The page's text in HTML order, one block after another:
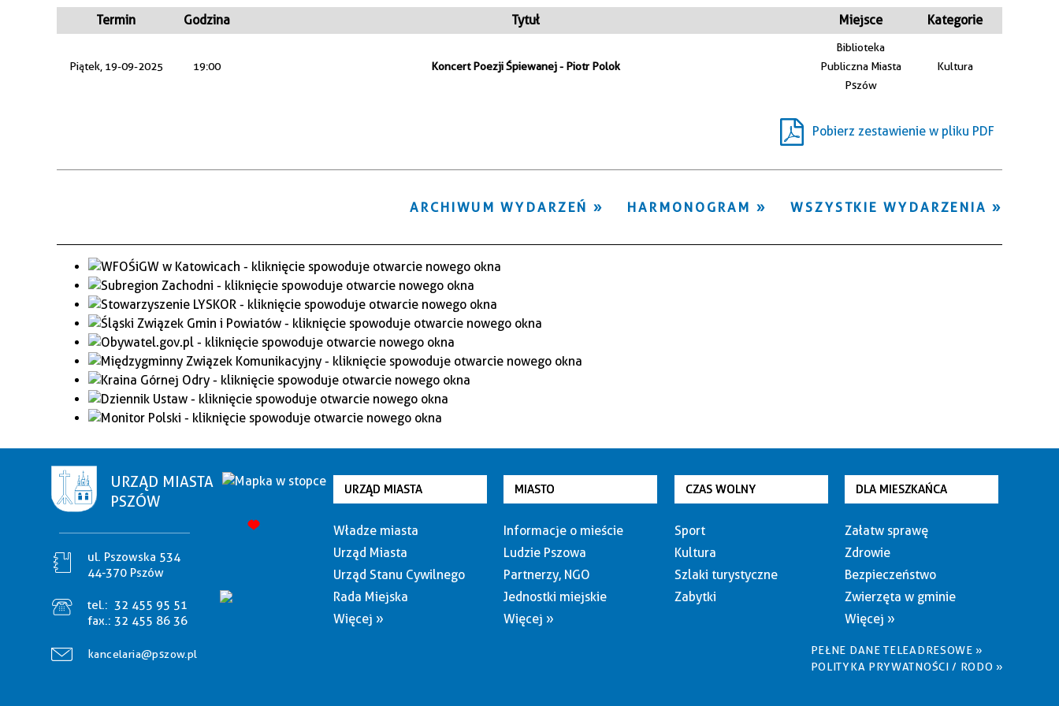
WAŻNE TELEFONY
"PSZOW.PL"
PRZESTRZENNE
Kategoria
Trwające w
Miejsce
ten
Termin Godzina Tytuł Miejsce Kategorie
Piątek, 19-09-2025 19:00 Koncert Poezji Śpiewanej - Piotr Polok
Biblioteka
Publiczna Miasta
Pszów
Kultura
Pobierz zestawienie w pliku PDF
WSZYSTKIE WYDARZENIA
HARMONOGRAM
ARCHIWUM WYDARZEŃ
URZĄD MIASTA
PSZÓW
ul. Pszowska 534
44-370 Pszów
tel.: 32 455 95 51
fax.: 32 455 86 36
kancelaria@pszow.pl
URZĄD MIASTA
Władze miasta
Urząd Miasta
Urząd Stanu Cywilnego
Rada Miejska
Więcej »
MIASTO
Informacje o mieście
Ludzie Pszowa
Partnerzy, NGO
Jednostki miejskie
Więcej »
CZAS WOLNY
Sport
Kultura
Szlaki turystyczne
Zabytki
DLA MIESZKAŃCA
Załatw sprawę
Zdrowie
Bezpieczeństwo
Zwierzęta w gminie
Więcej »
PEŁNE DANE TELEADRESOWE »
POLITYKA PRYWATNOŚCI / RODO »